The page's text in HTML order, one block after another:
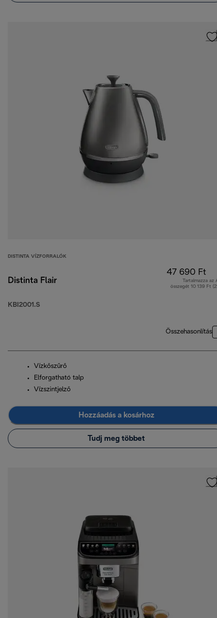
DISTINTA VÍZFORRALÓK
Distinta Flair
KBI2001.S
47 690 Ft
Tartalmazza az
összegét 10 139 Ft
Összehasonlítás
Vízkőszűrő
Elforgatható talp
Vízszintjelző
Hozzáadás a kosárhoz
Tudj meg többet